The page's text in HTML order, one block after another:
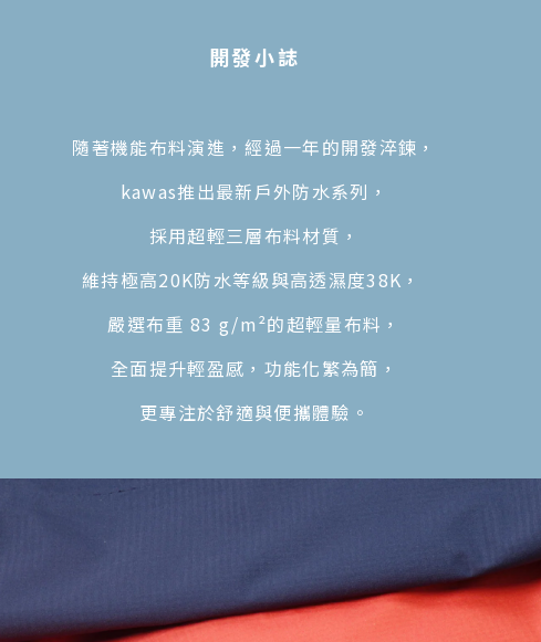
開發小誌
隨著機能布料演進，經過一年的開發淬鍊，
kawas推出最新戶外防水系列，
採用超輕三層布料材質，
維持極高20K防水等級與高透濕度38K，
嚴選布重 83 g/m²的超輕量布料，
全面提升輕盈感，功能化繁為簡，
更專注於舒適與便攜體驗。